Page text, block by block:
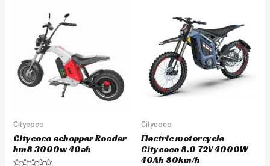
Citycoco
Citycoco echopper Rooder
hm8 3000w 40ah
Citycoco
Electric motorcycle
Citycoco 8.0 72V 4000W
40Ah 80km/h